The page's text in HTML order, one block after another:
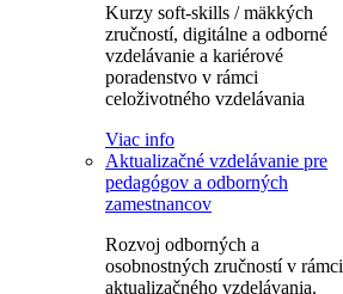
Kurzy soft-skills / mäkkých
zručností, digitálne a odborné
vzdelávanie a kariérové
poradenstvo v rámci
celoživotného vzdelávania
Viac info
Aktualizačné vzdelávanie pre
pedagógov a odborných
zamestnancov
Rozvoj odborných a
osobnostných zručností v rámci
aktualizačného vzdelávania.